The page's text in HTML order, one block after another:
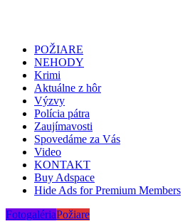
POŽIARE
NEHODY
Krimi
Aktuálne z hôr
Výzvy
Polícia pátra
Zaujímavosti
Spovedáme za Vás
Video
KONTAKT
Buy Adspace
Hide Ads for Premium Members
FotogalériaPožiare